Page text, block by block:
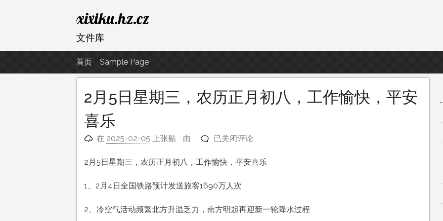
至
内
xixiku.hz.cz
文件库
首页 Sample Page
2月5日星期三，农历正月初八，工作愉快，平安
喜乐
在 2025-02-05 上张贴 由
2
5
星
三，
已关闭评论
2月5日星期三，农历正月初八，工作愉快，平安喜乐
1、2月4日全国铁路预计发送旅客1690万人次
2、冷空气活动频繁北方升温乏力，南方明起再迎新一轮降水过程